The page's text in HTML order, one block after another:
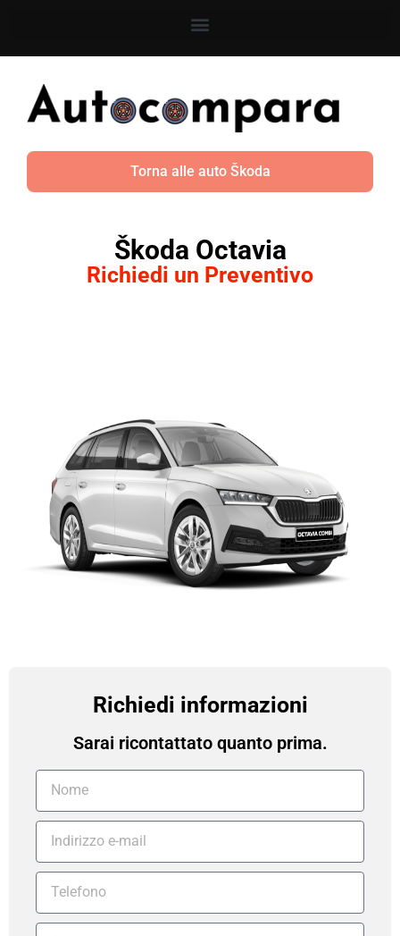
Torna alle auto Škoda
Škoda Octavia
Richiedi un Preventivo
Richiedi informazioni
Sarai ricontattato quanto prima.